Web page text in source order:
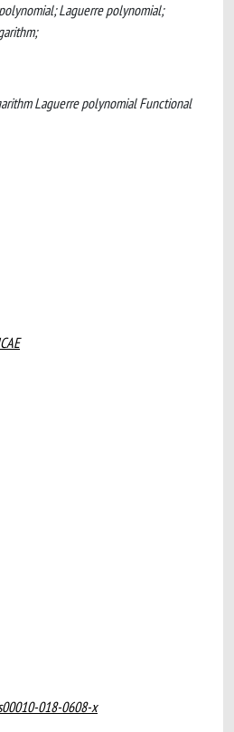
Laguerre polynomial;
Laguerre polynomial Functional
018-0608-x